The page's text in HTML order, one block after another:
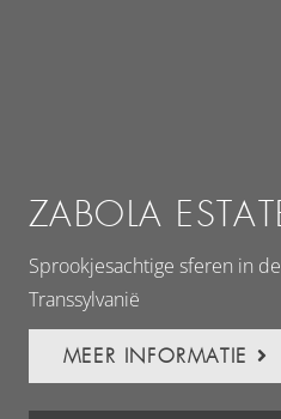
ZABOLA
Sprookjesachtige sferen in
Transsylvanië
MEER INFORMATIE